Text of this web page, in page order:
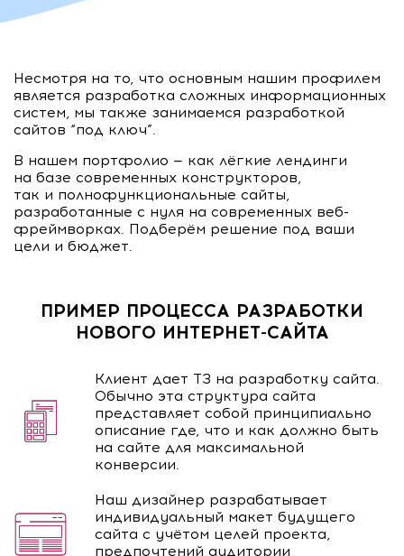
Несмотря на то, что основным нашим профилем
является разработка сложных информационных
систем, мы также занимаемся разработкой
сайтов “под ключ”.
В нашем портфолио — как лёгкие лендинги
на базе современных конструкторов,
так и полнофункциональные сайты,
разработанные с нуля на современных веб-
фреймворках. Подберём решение под ваши
цели и бюджет.
ПРИМЕР ПРОЦЕССА РАЗРАБОТКИ
НОВОГО ИНТЕРНЕТ-САЙТА
Клиент дает ТЗ на разработку сайта.
Обычно эта структура сайта
представляет собой принципиально
описание где, что и как должно быть
на сайте для максимальной
конверсии.
Наш дизайнер разрабатывает
индивидуальный макет будущего
сайта с учётом целей проекта,
предпочтений аудитории